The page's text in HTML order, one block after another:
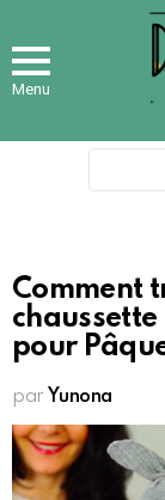
Menu
Comment
pour
par Yunona